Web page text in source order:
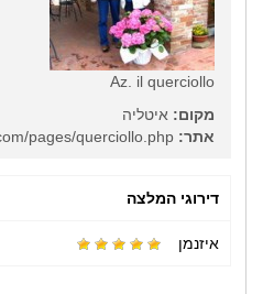
Az. il querciollo
מקום: איטליה
אתר:
דירוגי המלצה
איזנמן